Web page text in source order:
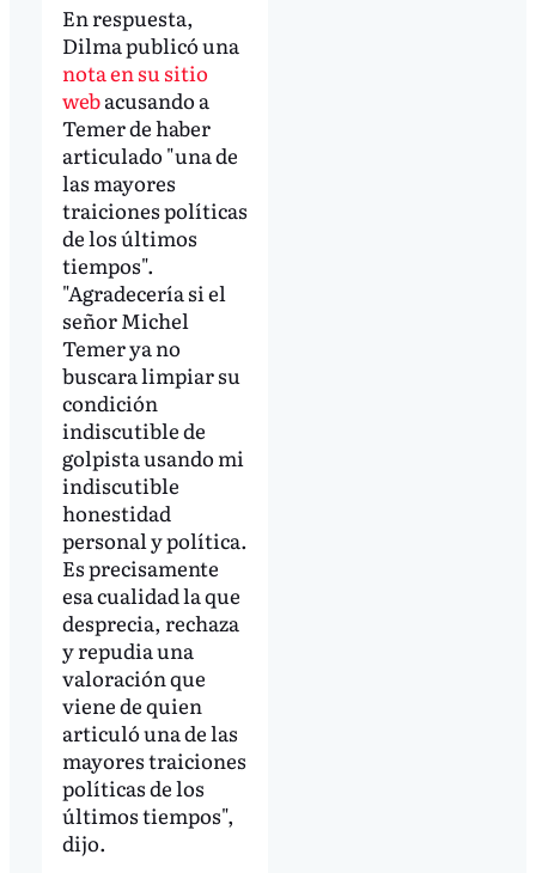
En respuesta,
Dilma publicó una
nota en su sitio
webacusando a
Temer de haber
articulado "una de
las mayores
traiciones políticas
de los últimos
tiempos".
"Agradecería si el
señor Michel
Temer ya no
buscara limpiar su
condición
indiscutible de
golpista usando mi
indiscutible
honestidad
personal y política.
Es precisamente
esa cualidad la que
desprecia, rechaza
y repudia una
valoración que
viene de quien
articuló una de las
mayores traiciones
políticas de los
últimos tiempos",
dijo.